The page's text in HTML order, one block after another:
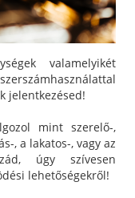
valamelyikét
jelentkezésed!
mint szerelő-,
, a lakatos-, vagy az
úgy szívesen
lehetőségekről!